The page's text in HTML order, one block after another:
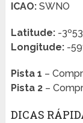
ICAO:SWNO
Latitude:-
Longitude:-
Pista 1 –
Pista 2–
DICAS